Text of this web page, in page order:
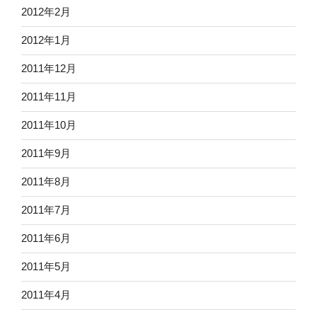
2012年2月
2012年1月
2011年12月
2011年11月
2011年10月
2011年9月
2011年8月
2011年7月
2011年6月
2011年5月
2011年4月